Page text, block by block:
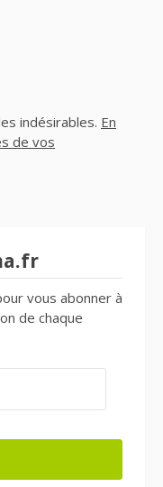
indésirables. En
de vos
vous abonner à
de chaque